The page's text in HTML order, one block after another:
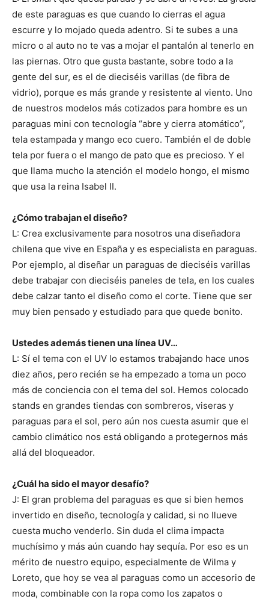
de este paraguas es que cuando lo cierras el agua
escurre y lo mojado queda adentro. Si te subes a una
micro o al auto no te vas a mojar el pantalón al tenerlo en
las piernas. Otro que gusta bastante, sobre todo a la
gente del sur, es el de dieciséis varillas (de fibra de
vidrio), porque es más grande y resistente al viento. Uno
de nuestros modelos más cotizados para hombre es un
paraguas mini con tecnología “abre y cierra atomático”,
tela estampada y mango eco cuero. También el de doble
tela por fuera o el mango de pato que es precioso. Y el
que llama mucho la atención el modelo hongo, el mismo
que usa la reina Isabel II.
¿Cómo trabajan el diseño?
L: Crea exclusivamente para nosotros una diseñadora
chilena que vive en España y es especialista en paraguas.
Por ejemplo, al diseñar un paraguas de dieciséis varillas
debe trabajar con dieciséis paneles de tela, en los cuales
debe calzar tanto el diseño como el corte. Tiene que ser
muy bien pensado y estudiado para que quede bonito.
Ustedes además tienen una línea UV…
L: Sí el tema con el UV lo estamos trabajando hace unos
diez años, pero recién se ha empezado a toma un poco
más de conciencia con el tema del sol. Hemos colocado
stands en grandes tiendas con sombreros, viseras y
paraguas para el sol, pero aún nos cuesta asumir que el
cambio climático nos está obligando a protegernos más
allá del bloqueador.
¿Cuál ha sido el mayor desafío?
J: El gran problema del paraguas es que si bien hemos
invertido en diseño, tecnología y calidad, si no llueve
cuesta mucho venderlo. Sin duda el clima impacta
muchísimo y más aún cuando hay sequía. Por eso es un
mérito de nuestro equipo, especialmente de Wilma y
Loreto, que hoy se vea al paraguas como un accesorio de
moda, combinable con la ropa como los zapatos o